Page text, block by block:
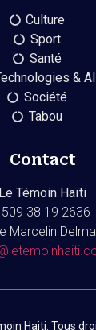
Culture
Sport
Santé
& AI
Société
Tabou
Contact
Le Témoin Haïti
38 19 2636
Marcelin
Haiti. Tous